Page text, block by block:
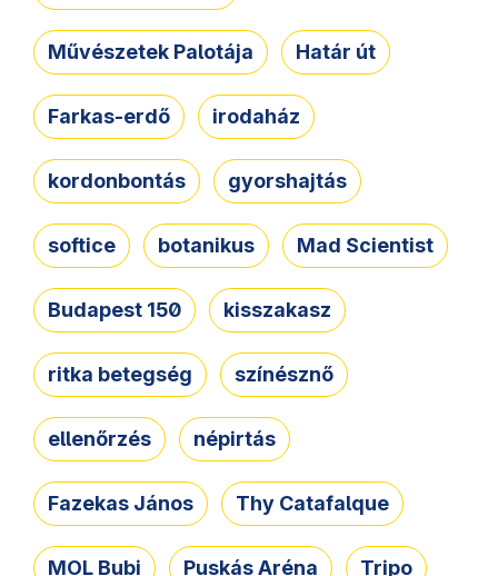
Művészetek Palotája Határ út
Farkas-erdő irodaház
kordonbontás gyorshajtás
softice botanikus Mad Scientist
Budapest 150 kisszakasz
ritka betegség színésznő
ellenőrzés népirtás
Fazekas János Thy Catafalque
MOL Bubi Puskás Aréna Tripo